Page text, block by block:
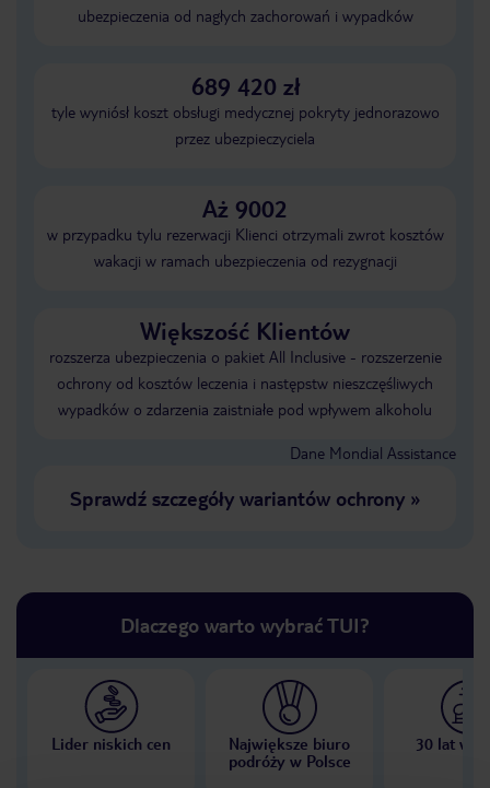
ubezpieczenia od nagłych zachorowań i wypadków
689 420 zł
tyle wyniósł koszt obsługi medycznej pokryty jednorazowo
przez ubezpieczyciela
Aż 9002
w przypadku tylu rezerwacji Klienci otrzymali zwrot kosztów
wakacji w ramach ubezpieczenia od rezygnacji
Większość Klientów
rozszerza ubezpieczenia o pakiet All Inclusive - rozszerzenie
ochrony od kosztów leczenia i następstw nieszczęśliwych
wypadków o zdarzenia zaistniałe pod wpływem alkoholu
Dane Mondial Assistance
Sprawdź szczegóły wariantów ochrony»
Dlaczego warto wybrać TUI?
Lider niskich cen
Największe biuro
podróży w Polsce
30 lat w